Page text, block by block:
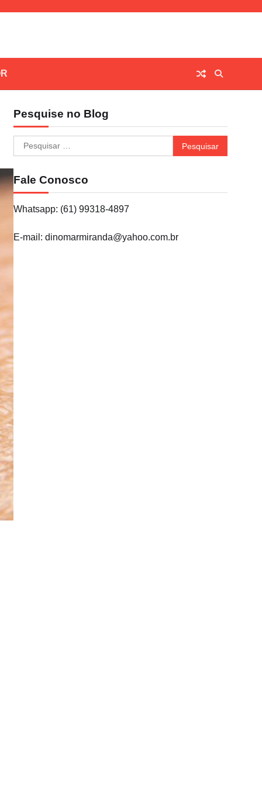
Pesquise no Blog
Pesquisar
por:
Fale Conosco
Whatsapp: (61) 99318-4897
E-mail: dinomarmiranda@yahoo.com.br